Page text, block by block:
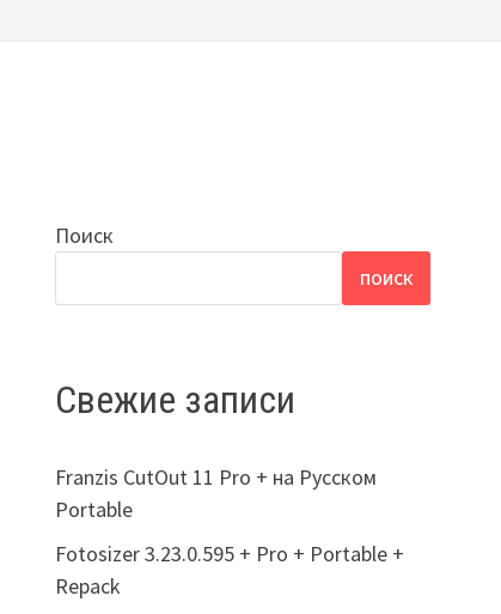
Поиск
ПОИСК
Свежие записи
Franzis CutOut 11 Pro + на Русском
Portable
Fotosizer 3.23.0.595 + Pro + Portable +
Repack